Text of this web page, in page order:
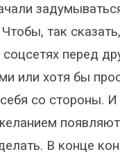
так сказать,
соцсетях перед
или хотя бы
со стороны. И
В конце